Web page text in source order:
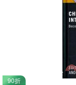
90折